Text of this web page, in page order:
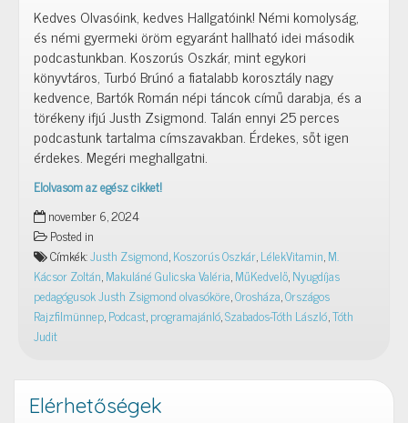
Kedves Olvasóink, kedves Hallgatóink! Némi komolyság,
és némi gyermeki öröm egyaránt hallható idei második
podcastunkban. Koszorús Oszkár, mint egykori
könyvtáros, Turbó Brúnó a fiatalabb korosztály nagy
kedvence, Bartók Román népi táncok című darabja, és a
törékeny ifjú Justh Zsigmond. Talán ennyi 25 perces
podcastunk tartalma címszavakban. Érdekes, sőt igen
érdekes. Megéri meghallgatni.
Elolvasom az egész cikket!
Koszorús
Oszkár
az
egykori
könyvtáros,
Turbó
Brúnó,
Bartók
Justh
Zsigmond
november 6, 2024
Posted in
Címkék:Justh Zsigmond,Koszorús Oszkár,LélekVitamin,M.
Kácsor Zoltán,Makuláné Gulicska Valéria,MűKedvelő,Nyugdíjas
pedagógusok Justh Zsigmond olvasóköre,Orosháza,Országos
Rajzfilmünnep,Podcast,programajánló,Szabados-Tóth László,Tóth
Judit
Elérhetőségek